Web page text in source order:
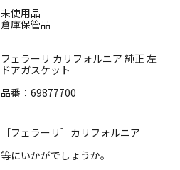
未使用品
倉庫保管品
フェラーリ カリフォルニア 純正 左
ドアガスケット
品番：69877700
［フェラーリ］カリフォルニア
等にいかがでしょうか。